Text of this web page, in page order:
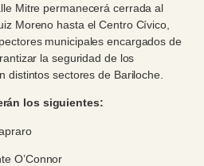
Mitre permanecerá cerrada al
Moreno hasta el Centro Cívico,
municipales encargados de
la seguridad de los
distintos sectores de Bariloche.
los siguientes:
O’Connor